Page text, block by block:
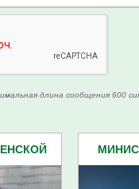
длина сообщения 600